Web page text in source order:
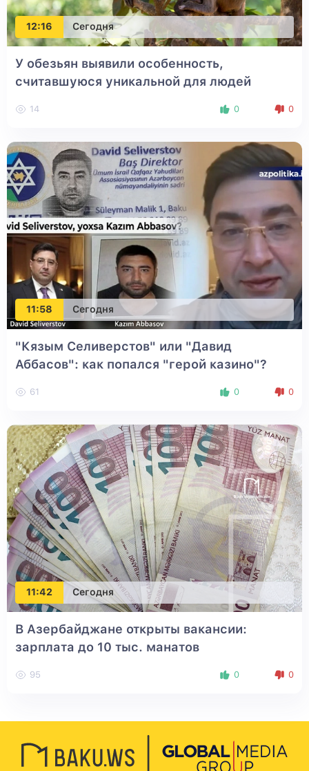
12:16 Сегодня
У обезьян выявили особенность,
считавшуюся уникальной для людей
14 0 0
11:58 Сегодня
"Кязым Селиверстов" или "Давид
Аббасов": как попался "герой казино"?
61 0 0
11:42 Сегодня
В Азербайджане открыты вакансии:
зарплата до 10 тыс. манатов
95 0 0